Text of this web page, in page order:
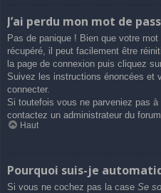
J’ai perdu mon mot de
Pas de panique ! Bien que votre
récupéré, il peut facilement être
la page de connexion puis cliquez
Suivez les instructions énoncées et
connecter.
Si toutefois vous ne parveniez pas
contactez un administrateur du
Haut
Pourquoi suis-je
Si vous ne cochez pas la case Se